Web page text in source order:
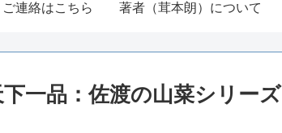
ご連絡はこちら 著者（茸本朗）について
一品：佐渡の山菜シリーズ